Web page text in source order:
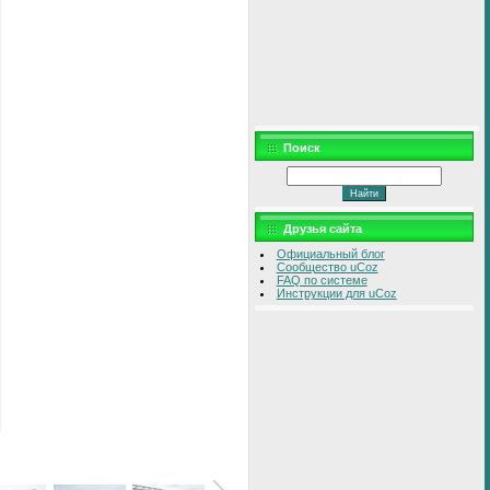
Поиск
Друзья сайта
Официальный блог
Сообщество uCoz
FAQ по системе
Инструкции для uCoz